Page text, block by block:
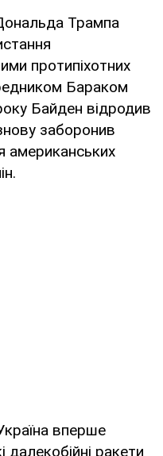
Трампа
протипіхотних
Бараком
Байден відродив
заборонив
американських
вперше
далекобійні ракети